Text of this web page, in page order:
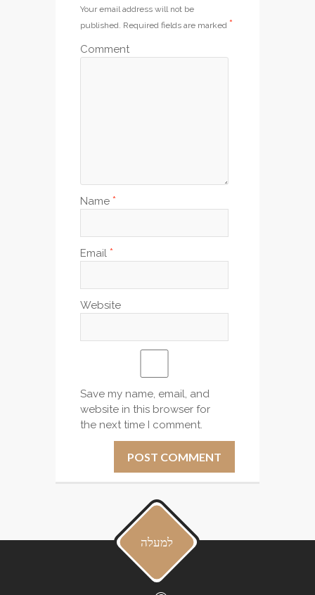
Your email address will not be
published. Required fields are marked *
Comment
Name *
Email *
Website
Save my name, email, and
website in this browser for
the next time I comment.
למעלה